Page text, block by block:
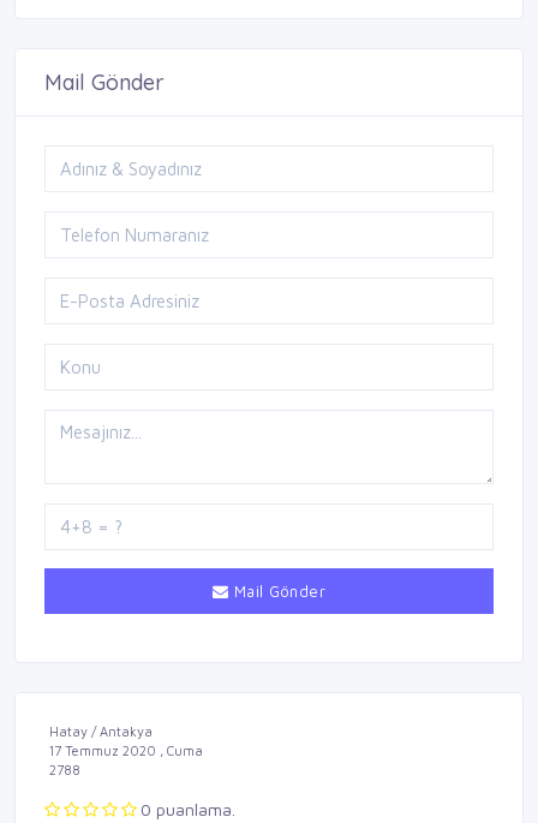
Mail Gönder
Mail Gönder
Hatay / Antakya
17 Temmuz 2020 , Cuma
2788
0 puanlama.